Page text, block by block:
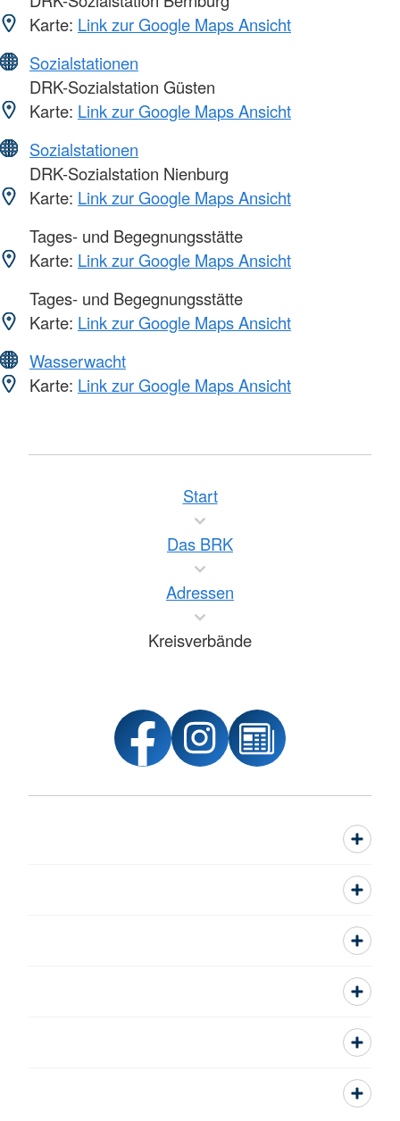
Karte: Link zur Google Maps Ansicht
Sozialstationen
DRK-Sozialstation Güsten
Karte: Link zur Google Maps Ansicht
Sozialstationen
DRK-Sozialstation Nienburg
Karte: Link zur Google Maps Ansicht
Tages- und Begegnungsstätte
Karte: Link zur Google Maps Ansicht
Tages- und Begegnungsstätte
Karte: Link zur Google Maps Ansicht
Wasserwacht
Karte: Link zur Google Maps Ansicht
Start
Das BRK
Adressen
Kreisverbände